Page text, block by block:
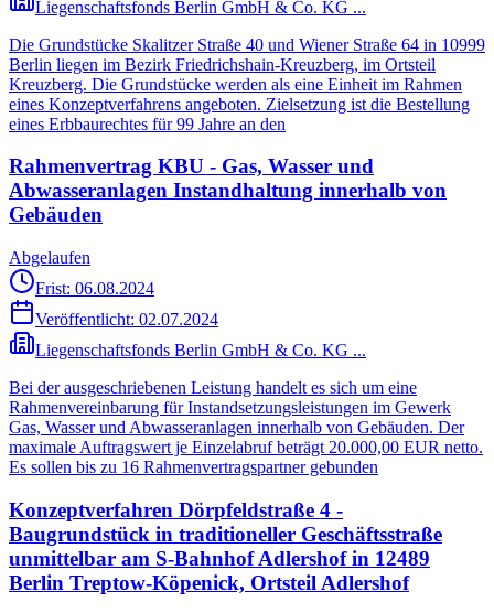
Liegenschaftsfonds Berlin GmbH & Co. KG ...
Die Grundstücke Skalitzer Straße 40 und Wiener Straße 64 in 10999
Berlin liegen im Bezirk Friedrichshain-Kreuzberg, im Ortsteil
Kreuzberg. Die Grundstücke werden als eine Einheit im Rahmen
eines Konzeptverfahrens angeboten. Zielsetzung ist die Bestellung
eines Erbbaurechtes für 99 Jahre an den
Rahmenvertrag KBU - Gas, Wasser und
Abwasseranlagen Instandhaltung innerhalb von
Gebäuden
Abgelaufen
Frist: 06.08.2024
Veröffentlicht: 02.07.2024
Liegenschaftsfonds Berlin GmbH & Co. KG ...
Bei der ausgeschriebenen Leistung handelt es sich um eine
Rahmenvereinbarung für Instandsetzungsleistungen im Gewerk
Gas, Wasser und Abwasseranlagen innerhalb von Gebäuden. Der
maximale Auftragswert je Einzelabruf beträgt 20.000,00 EUR netto.
Es sollen bis zu 16 Rahmenvertragspartner gebunden
Konzeptverfahren Dörpfeldstraße 4 -
Baugrundstück in traditioneller Geschäftsstraße
unmittelbar am S-Bahnhof Adlershof in 12489
Berlin Treptow-Köpenick, Ortsteil Adlershof